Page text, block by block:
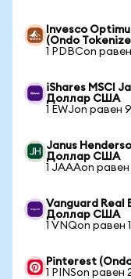
Invesco
(Ondo
1 PDBCon
iShares MSCI
Доллар США
1 EWJon равен
Janus
Доллар США
1 JAAAon равен
Vanguard Real
Доллар США
1 VNQon равен
Pinterest
1 PINSon равен